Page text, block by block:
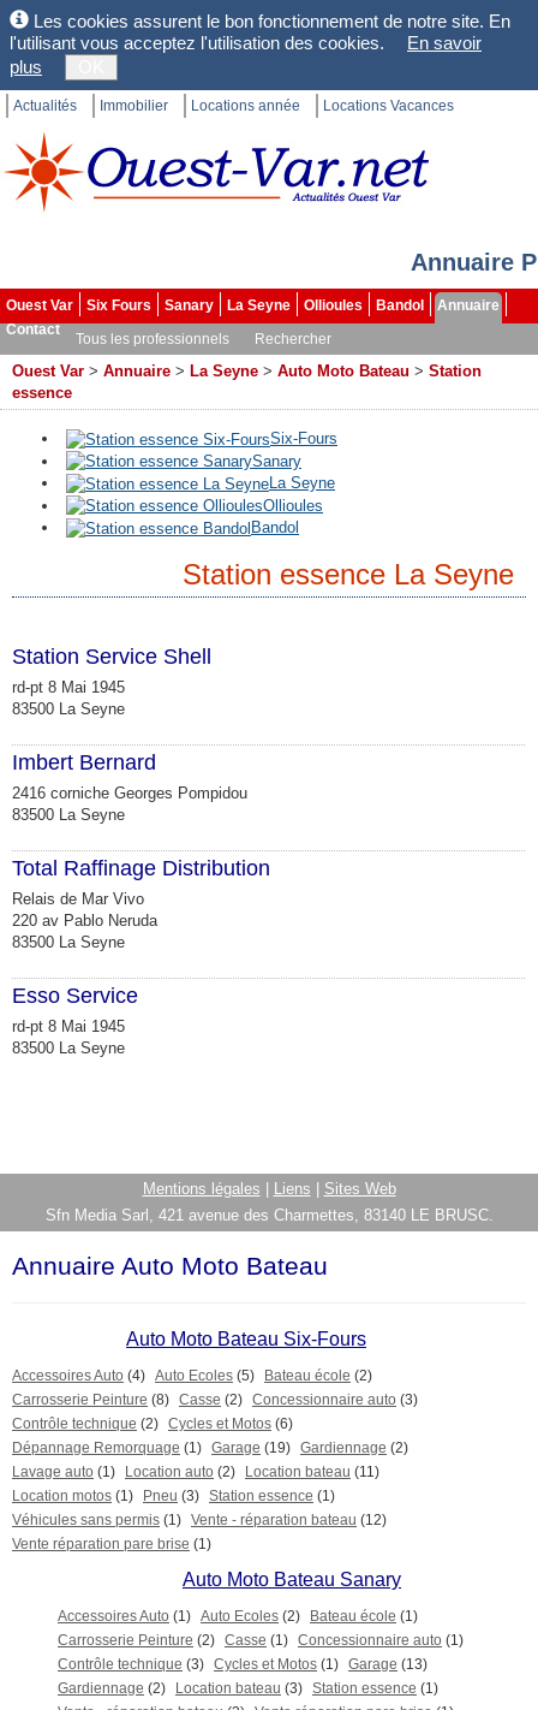
Les cookies assurent le bon fonctionnement de notre site. En
l'utilisant vous acceptez l'utilisation des cookies.
En savoir
plus
Actualités Immobilier Locations année Locations Vacances
Annuaire
Ouest Var Six Fours Sanary La Seyne Ollioules Bandol
Annuaire
Contact
Tous les professionnels Rechercher
Ouest Var > Annuaire > La Seyne > Auto Moto Bateau > Station
essence
Six-Fours
Sanary
La Seyne
Ollioules
Bandol
Station essence La Seyne
Station Service Shell
rd-pt 8 Mai 1945
83500 La Seyne
Imbert Bernard
2416 corniche Georges Pompidou
83500 La Seyne
Total Raffinage Distribution
Relais de Mar Vivo
220 av Pablo Neruda
83500 La Seyne
Esso Service
rd-pt 8 Mai 1945
83500 La Seyne
Mentions légales Liens
Sites Web
Sfn Media Sarl, 421 avenue des Charmettes, 83140 LE BRUSC.
Annuaire Auto Moto Bateau
Auto Moto Bateau Six-Fours
Accessoires Auto (4) Auto Ecoles (5) Bateau école (2)
Carrosserie Peinture (8) Casse (2) Concessionnaire auto (3)
Contrôle technique (2) Cycles et Motos (6)
Dépannage Remorquage (1) Garage (19) Gardiennage (2)
Lavage auto (1) Location auto (2) Location bateau (11)
Location motos (1) Pneu (3) Station essence (1)
Véhicules sans permis (1) Vente - réparation bateau (12)
Vente réparation pare brise (1)
Auto Moto Bateau Sanary
Accessoires Auto (1) Auto Ecoles (2) Bateau école (1)
Carrosserie Peinture (2) Casse (1) Concessionnaire auto (1)
Contrôle technique (3) Cycles et Motos (1) Garage (13)
Gardiennage (2) Location bateau (3) Station essence (1)